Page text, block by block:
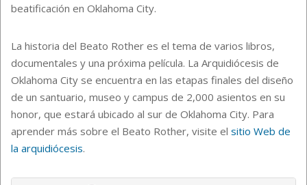
beatificación en Oklahoma City.
La historia del Beato Rother es el tema de varios libros,
documentales y una próxima película. La Arquidiócesis de
Oklahoma City se encuentra en las etapas finales del diseño
de un santuario, museo y campus de 2,000 asientos en su
honor, que estará ubicado al sur de Oklahoma City. Para
aprender más sobre el Beato Rother, visite el sitio Web de
la arquidiócesis.